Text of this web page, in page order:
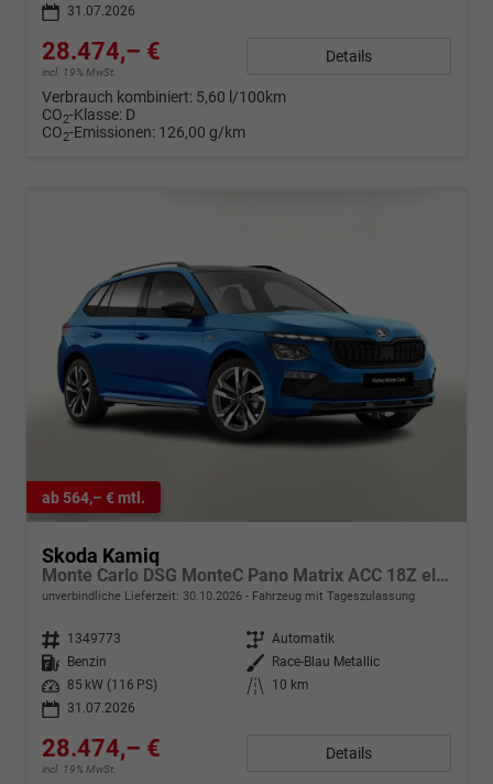
31.07.2026
28.474,– €
incl. 19% MwSt.
Details
Verbrauch kombiniert: 5,60 l/100km
CO2-Klasse: D
CO2-Emissionen: 126,00 g/km
ab 564,– € mtl.
Skoda Kamiq
Monte Carlo DSG MonteC Pano Matrix ACC 18Z el.Heck SHZ
unverbindliche Lieferzeit: 30.10.2026 Fahrzeug mit Tageszulassung
Fahrzeugnr. 1349773 Getriebe Automatik
Kraftstoff
Benzin Außenfarbe
Race-Blau Metallic
Leistung
85 kW (116 PS) Kilometerstand
10 km
31.07.2026
28.474,– €
incl. 19% MwSt.
Details